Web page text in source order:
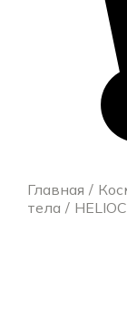
Главная
тела